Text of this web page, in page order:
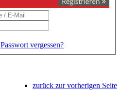
Passwort vergessen?
zurück zur vorherigen Seite